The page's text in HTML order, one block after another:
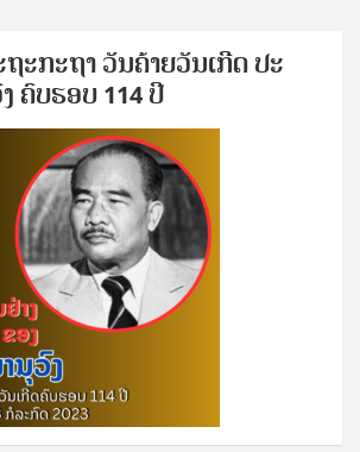
ຖະ​ກະ​ຖ​າ ວັນ​ຄ້າຍ​ວັນ​ເກີດ ປ​ະ​
ຄົບ​ຮອບ 114 ປີ